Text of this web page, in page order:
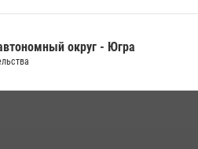
округ - Югра